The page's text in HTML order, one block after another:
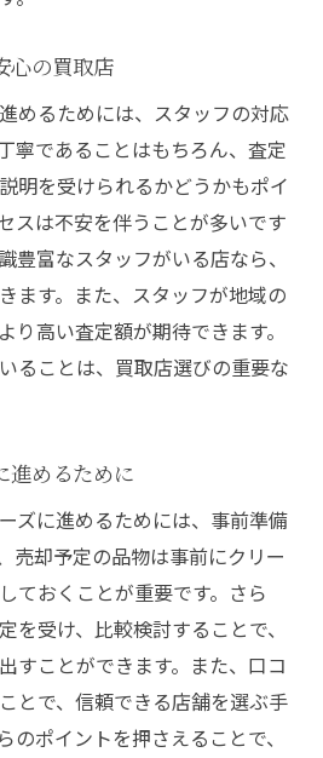
心の買取店
めるためには、スタッフの対応
寧であることはもちろん、査定
明を受けられるかどうかもポイ
スは不安を伴うことが多いです
豊富なスタッフがいる店なら、
ます。また、スタッフが地域の
り高い査定額が期待できます。
ることは、買取店選びの重要な
進めるために
ズに進めるためには、事前準備
売却予定の品物は事前にクリー
ておくことが重要です。さら
を受け、比較検討することで、
すことができます。また、口コ
とで、信頼できる店舗を選ぶ手
のポイントを押さえることで、